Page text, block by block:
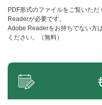
PDF形式のファイルをご覧いた
Readerが必要です。
Adobe Readerをお持ちでない方
ください。（無料）